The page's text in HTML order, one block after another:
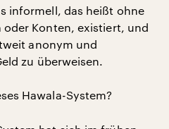
informell, das heißt ohne
oder Konten, existiert, und
anonym und
zu überweisen.
Hawala-System?